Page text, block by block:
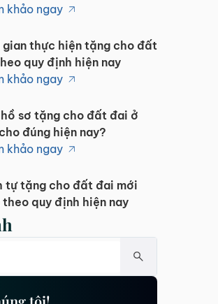
khảo ngay
thực hiện tặng cho đất
quy định hiện nay
khảo ngay
sơ tặng cho đất đai ở
đúng hiện nay?
khảo ngay
tự tặng cho đất đai mới
quy định hiện nay
khảo ngay
cho đất đai cần giấy tờ gì
định hiện nay?